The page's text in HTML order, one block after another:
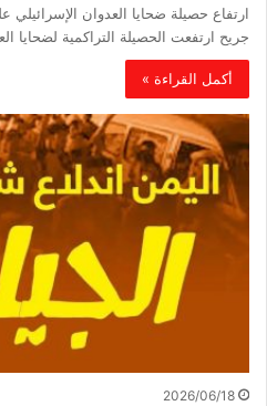
جريح ارتفعت الحصيلة التراكمية لضحايا
أكمل القراءة »
2026/06/18